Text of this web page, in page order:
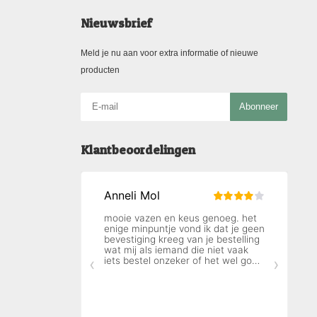
Nieuwsbrief
Meld je nu aan voor extra informatie of nieuwe
producten
Abonneer
Klantbeoordelingen